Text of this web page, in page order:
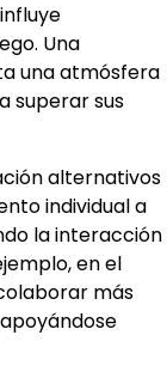
Una
una atmósfera
superar sus
alternativos
individual a
la interacción
en el
más